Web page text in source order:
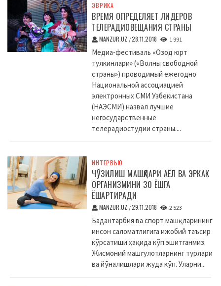
ЭВРИКА
ВРЕМЯ ОПРЕДЕЛЯЕТ ЛИДЕРОВ
ТЕЛЕРАДИОВЕЩАНИЯ СТРАНЫ
MANZUR.UZ /28.11.2018 1 991
Медиа-фестиваль «Озод юрт
тулкинлари» («Волны свободной
страны») проводимый ежегодно
Национальной ассоциацией
электронных СМИ Узбекистана
(НАЭСМИ) назвал лучшие
негосударственные
телерадиостудии страны....
ИНТЕРВЬЮ
ЧЎЗИЛИШ МАШҚЛАРИ АЁЛ ВА ЭРКАК
ОРГАНИЗМИНИ 30 ЁШГА
ЁШАРТИРАДИ
MANZUR.UZ /29.11.2018 2 523
Бадантарбия ва спорт машқларининг
инсон саломатлигига ижобий таъсир
кўрсатиши ҳақида кўп эшитганмиз.
Жисмоний машғулотларнинг турлари
ва йўналишлари жуда кўп. Уларни...